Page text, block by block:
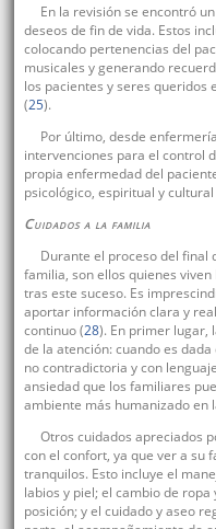
En la revisión se encontró
deseos de fin de vida. Estos
colocando pertenencias del
musicales y generando
los pacientes y seres queridos
(25).
Por último, desde
intervenciones para el control
propia enfermedad del
psicológico, espiritual y cultural
Cuidados a la familia
Durante el proceso del final
familia, son ellos quienes
tras este suceso. Es
aportar información clara y
continuo (28). En primer lugar,
de la atención: cuando es
no contradictoria y con
ansiedad que los familiares
ambiente más humanizado en
Otros cuidados apreciados
con el confort, ya que ver a su
tranquilos. Esto incluye el
labios y piel; el cambio de
posición; y el cuidado y aseo